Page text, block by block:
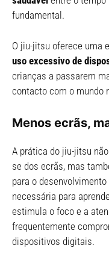
fundamental.
O jiu-jitsu oferece uma
uso excessivo de
crianças a passarem
contacto com o mundo
Menos ecrãs,
A prática do jiu-jitsu
se dos ecrãs, mas
para o
necessária para
estimula o foco e a
frequentemente
dispositivos digitais.